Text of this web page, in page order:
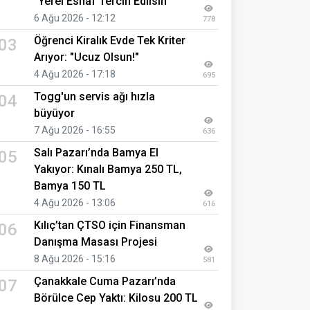
6 Ağu 2026 - 12:12 778
Öğrenci Kiralık Evde Tek Kriter
Arıyor: "Ucuz Olsun!"
4 Ağu 2026 - 17:18 695
Togg'un servis ağı hızla
büyüyor
7 Ağu 2026 - 16:55 636
Salı Pazarı’nda Bamya El
Yakıyor: Kınalı Bamya 250 TL,
Bamya 150 TL
4 Ağu 2026 - 13:06 616
Kılıç’tan ÇTSO için Finansman
Danışma Masası Projesi
8 Ağu 2026 - 15:16 581
Çanakkale Cuma Pazarı’nda
Börülce Cep Yaktı: Kilosu 200 TL